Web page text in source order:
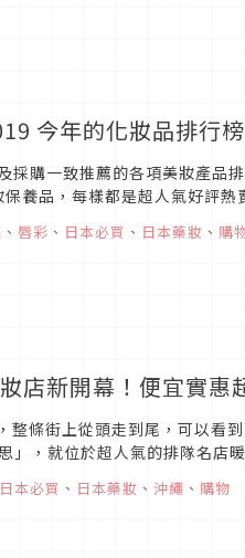
今年的化妝品排行
採購一致推薦的各項美妝產品
養品，每樣都是超人氣好評
、 唇彩 、 日本必買 、 日本藥妝 、 購
店新開幕！便宜實
整條街上從頭走到尾，可以看
」，就位於超人氣的排隊名店
日本必買 、 日本藥妝 、 沖繩 、 購物